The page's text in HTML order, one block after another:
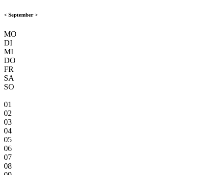
< September >
MO
DI
MI
DO
FR
SA
SO
01
02
03
04
05
06
07
08